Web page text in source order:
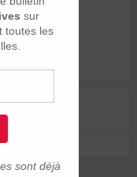
page.